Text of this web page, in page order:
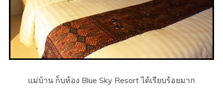
แม่บ้าน ก็บห้อง Blue Sky Resort ได้เรียบร้อยมาก